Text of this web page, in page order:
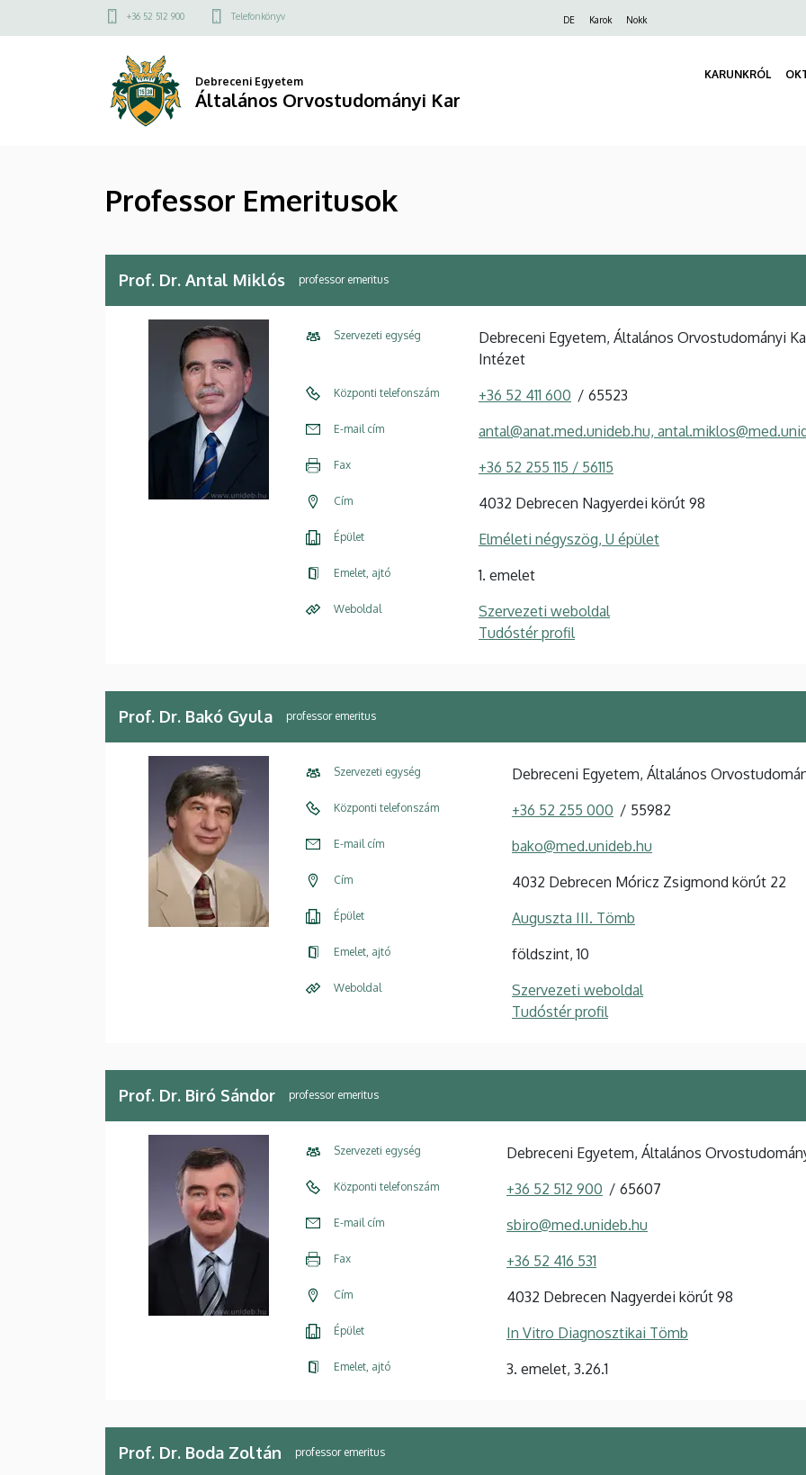
Professor
Emeritusok
Általános
a
Felső
menü
+36 52 512 900 Telefonkönyv DE Karok Nokk
Debreceni Egyetem
Általános Orvostudományi Kar
KARUNKRÓL
Professor Emeritusok
Prof. Dr. Antal Miklós professor emeritus
Szervezeti egység
Debreceni Egyetem, Általános Orvostudományi
Intézet
Központi telefonszám +36 52 411 600 65523
E-mail cím antal@anat.med.unideb.hu,
Fax +36 52 255 115 / 56115
Cím 4032 Debrecen Nagyerdei körút 98
Épület Elméleti négyszög, U épület
Emelet, ajtó 1. emelet
Weboldal
Szervezeti weboldal
Tudóstér profil
Prof. Dr. Bakó Gyula professor emeritus
Szervezeti egység Debreceni Egyetem, Általános
Központi telefonszám +36 52 255 000 55982
E-mail cím bako@med.unideb.hu
Cím 4032 Debrecen Móricz Zsigmond körút 22
Épület Auguszta III. Tömb
Emelet, ajtó földszint, 10
Weboldal
Szervezeti weboldal
Tudóstér profil
Prof. Dr. Biró Sándor professor emeritus
Szervezeti egység Debreceni Egyetem, Általános
Központi telefonszám +36 52 512 900 65607
E-mail cím sbiro@med.unideb.hu
Fax +36 52 416 531
Cím 4032 Debrecen Nagyerdei körút 98
Épület In Vitro Diagnosztikai Tömb
Emelet, ajtó 3. emelet, 3.26.1
Prof. Dr. Boda Zoltán professor emeritus